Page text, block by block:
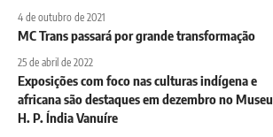
4 de outubro de 2021
MC Trans passará por grande transformação
25 de abril de 2022
Exposições com foco nas culturas indígena e
africana são destaques em dezembro no Museu
H. P. Índia Vanuíre